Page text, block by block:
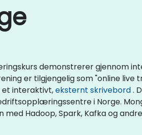
demonstrerer gjennom
er tilgjengelig som "online live
et interaktivt,eksternt skrivebord.
i Norge.
Hadoop, Spark, Kafka og